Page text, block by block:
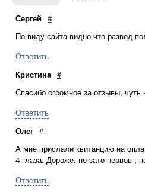
Сергей #
По виду сайта видно что развод
Ответить
Кристина #
Спасибо огромное за отзывы,
Ответить
Олег #
А мне прислали квитанцию на
4 глаза. Дороже, но зато нервов ,
Ответить